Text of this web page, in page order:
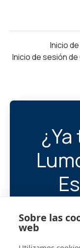
Sobre las
web
Inicio
Inicio de sesión